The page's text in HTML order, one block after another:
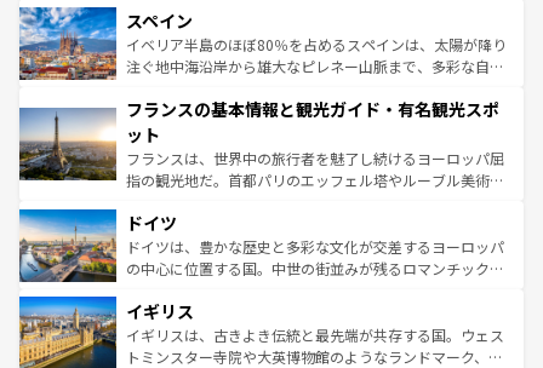
ろん、トスカーナの美しい田園風景やアマルフィ海岸の絶
景など、自然景観も見逃せない。観光の合間には、本場の
ピザやパスタなど、絶品のイタリア料理を堪能することも
ませてくれるイタリアで、忘れられない旅をしてみよう！
なお、新着のイタリア情報は
しい。
スペイン
イベリア半島のほぼ80％を占めるスペインは、太陽が降り
注ぐ地中海沿岸から雄大なピレネー山脈まで、多彩な自然
文化が根付くこの国では、情熱的なフラメンコ、熱気あふ
れる闘牛、そして美味しいタパスが生活の一部となってい
る。首都マドリードの洗練された雰囲気や、バルセロナの
アートに溢れた街角から、地方では古代ローマ遺跡や中世
せる。地方によって風土や気候が異なるスペインはその個
性で訪れる人を魅了する。 なお、新着のスペイン情報は コ
ンテンツ一覧を参照してほしい。
フランスの基本情報と観光ガイド・有名観光スポ
ット
フランスは、世界中の旅行者を魅了し続けるヨーロッパ屈
指の観光地だ。首都パリのエッフェル塔やルーブル美術館
で、幅広い魅力が詰まっている。華麗な宮殿、歴史的な大
聖堂、美しいビーチ、そして豊かな自然が、訪れる者を心
から魅了する。また、フランスは美食の国としても知ら
いる。シャンパンの発祥地であるランス、プロヴァンスの
香り高いラベンダー畑など、多彩な楽しみ方が可能だ。さ
らに、パリ以外の地域にも魅力が溢れており、どの街角に
ドイツ
ドイツは、豊かな歴史と多彩な文化が交差するヨーロッパ
の中心に位置する国。中世の街並みが残るロマンチック街
顔を持つこの国は、どこを歩いても飽きることがない。ベ
ルリンの文化的活気、バイエルン州のアルプスの絶景、そ
してライン川沿いのワイン畑といった風景は必見。ビール
イギリス
イギリスは、古きよき伝統と最先端が共存する国。ウェス
トミンスター寺院や大英博物館のようなランドマーク、歴